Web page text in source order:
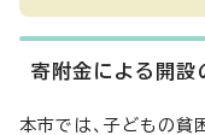
寄附金による開設
本市では、子どもの貧